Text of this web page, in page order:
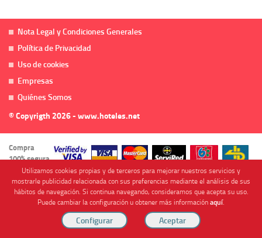
Nota Legal y Condiciones Generales
Política de Privacidad
Uso de cookies
Empresas
Quiénes Somos
© Copyrigth 2026 - www.hoteles.net
Compra
100% segura
Cofinanciado por
Utilizamos cookies propias y de terceros para mejorar nuestros servicios y
mostrarle publicidad relacionada con sus preferencias mediante el análisis de sus
hábitos de navegación. Si continua navegando, consideramos que acepta su uso.
Puede cambiar la configuración u obtener más informaciónaquí.